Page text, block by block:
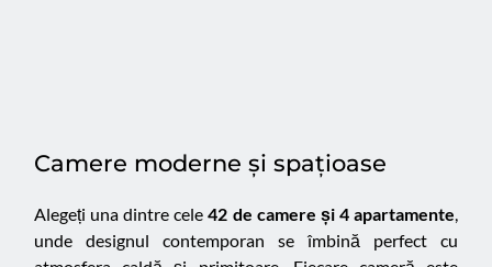
Camere moderne și spațioase
Alegeți una dintre cele 42 de camere și 4 apartamente,
unde designul contemporan se îmbină perfect cu